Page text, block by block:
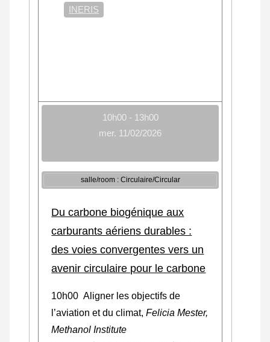
INERIS
10h00 - 13h00
mer. 11/02/2026
salle/room : Circulaire/Circular
Du carbone biogénique aux
carburants aériens durables :
des voies convergentes vers un
avenir circulaire pour le carbone
10h00 Aligner les objectifs de
l’aviation et du climat,Felicia Mester,
Methanol Institute